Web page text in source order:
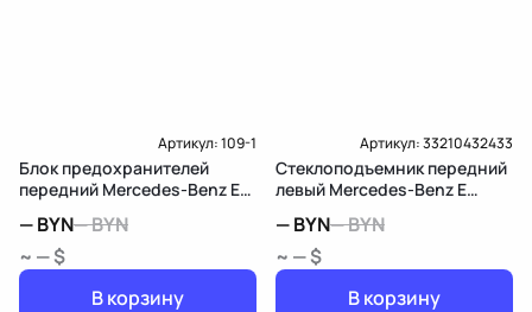
Артикул:109-1
Блок предохранителей
передний Mercedes-Benz E
—BYN—BYN
~ — $
В корзину
Артикул:33210432433
Стеклоподъемник передний
левый Mercedes-Benz E
—BYN—BYN
~ — $
В корзину